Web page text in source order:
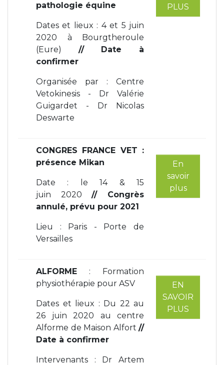
pathologie équine
Dates et lieux : 4 et 5 juin
2020 à Bourgtheroule
(Eure) // Date à
confirmer
Organisée par : Centre
Vetokinesis - Dr Valérie
Guigardet - Dr Nicolas
Deswarte
PLUS
CONGRES FRANCE VET :
présence Mikan
Date : le 14 & 15
juin 2020// Congrès
annulé, prévu pour 2021
Lieu : Paris - Porte de
Versailles
En
savoir
plus
ALFORME : Formation
physiothérapie pour ASV
Dates et lieux : Du 22 au
26 juin 2020 au centre
Alforme de Maison Alfort //
Date à confirmer
Intervenants : Dr Artem
EN
SAVOIR
PLUS